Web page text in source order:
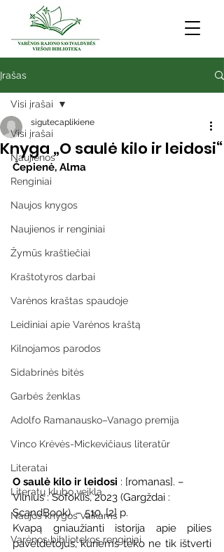
Įrašas
Visi įrašai
Naujienos
Renginiai
Naujos knygos
Naujienos ir renginiai
Žymūs kraštiečiai
Kraštotyros darbai
Varėnos kraštas spaudoje
Leidiniai apie Varėnos kraštą
Kilnojamos parodos
Sidabrinės bitės
Garbės ženklas
Adolfo Ramanausko–Vanago premija
Vinco Krėvės-Mickevičiaus literatūr
Literatai
Literatų klubo veikla
Naujos knygos vaikams
Varėnos bibliotekos renginiai
Visi įrašai
Knyga „O saulė kilo ir leidosi“
sigutecaplikiene
Čepienė, Alma
O saulė kilo ir leidosi : [romanas]. –
Vilnius : Sofoklis, 2023 (Gargždai :
ScandBook). – 510, [2] p.
Kvapą gniaužianti istorija apie pilies
paveldėtojus, kuriems teko ne tik ištverti